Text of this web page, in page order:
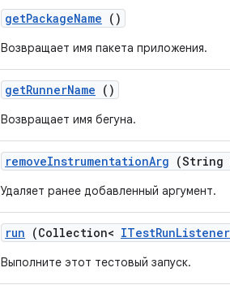
getPackageName ()
Возвращает имя пакета приложения.
getRunnerName ()
Возвращает имя бегуна.
removeInstrumentationArg (String
Удаляет ранее добавленный аргумент.
run (Collection< ITestRunListener
Выполните этот тестовый запуск.